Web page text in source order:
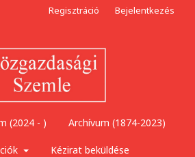
(2024 - ) Archívum (1874-2023)
Kézirat beküldése
Regisztráció Bejelentkezés